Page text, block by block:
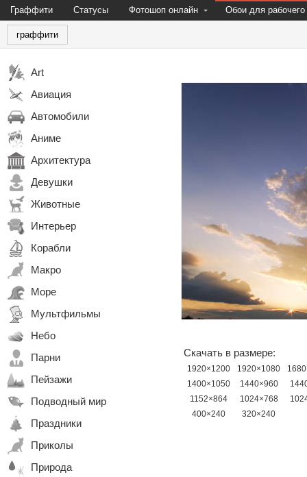
Граффити Статусы Фотошоп онлайн Обои для рабочего
граффити
Art
Авиация
Автомобили
Аниме
Архитектура
Девушки
Животные
Интерьер
Корабли
Макро
Море
Мультфильмы
Небо
Парни
Пейзажи
Подводный мир
Праздники
Приколы
Природа
Скачать в размере:
1920×1200 1920×1080
1400×1050
1440×960
1152×864
1024×768
400×240
320×240